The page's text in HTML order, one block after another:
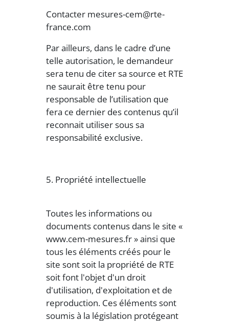
Contacter mesures-cem@rte-
france.com
Par ailleurs, dans le cadre d’une
telle autorisation, le demandeur
sera tenu de citer sa source et RTE
ne saurait être tenu pour
responsable de l’utilisation que
fera ce dernier des contenus qu’il
reconnait utiliser sous sa
responsabilité exclusive.
5. Propriété intellectuelle
Toutes les informations ou
documents contenus dans le site «
www.cem-mesures.fr » ainsi que
tous les éléments créés pour le
site sont soit la propriété de RTE
soit font l'objet d'un droit
d'utilisation, d'exploitation et de
reproduction. Ces éléments sont
soumis à la législation protégeant